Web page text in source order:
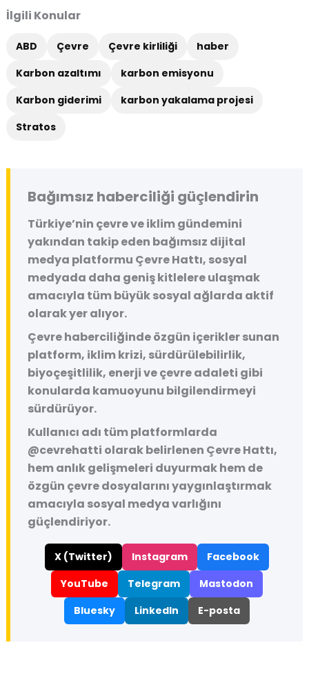
İlgili Konular
ABD Çevre Çevre kirliliği
haber
Karbon azaltımı
karbon emisyonu
Karbon giderimi
karbon yakalama projesi
Stratos
Bağımsız haberciliği güçlendirin
Türkiye’nin çevre ve iklim gündemini
yakından takip eden bağımsız dijital
medya platformu Çevre Hattı, sosyal
medyada daha geniş kitlelere ulaşmak
amacıyla tüm büyük sosyal ağlarda aktif
olarak yer alıyor.
Çevre haberciliğinde özgün içerikler sunan
platform, iklim krizi, sürdürülebilirlik,
biyoçeşitlilik, enerji ve çevre adaleti gibi
konularda kamuoyunu bilgilendirmeyi
sürdürüyor.
Kullanıcı adı tüm platformlarda
@cevrehatti olarak belirlenen Çevre Hattı,
hem anlık gelişmeleri duyurmak hem de
özgün çevre dosyalarını yaygınlaştırmak
amacıyla sosyal medya varlığını
güçlendiriyor.
X (Twitter) Instagram
Facebook
YouTube
Telegram
Mastodon
Bluesky
LinkedIn E-posta